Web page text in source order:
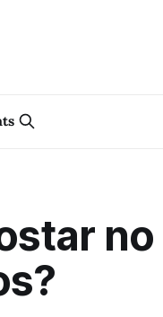
no